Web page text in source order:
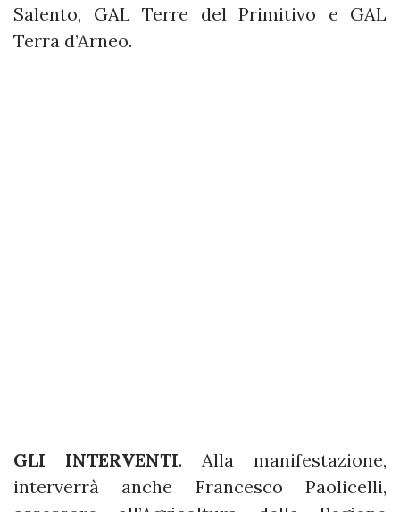
Salento, GAL Terre del Primitivo e GAL
Terra d’Arneo.
GLI INTERVENTI. Alla manifestazione,
interverrà anche Francesco Paolicelli,